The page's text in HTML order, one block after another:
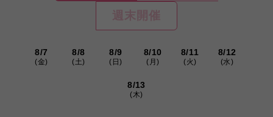
週末開催
8/7
(金)
8/8
(土)
8/9
(日)
8/10
(月)
8/11
(火)
8/12
(水)
8/13
(木)